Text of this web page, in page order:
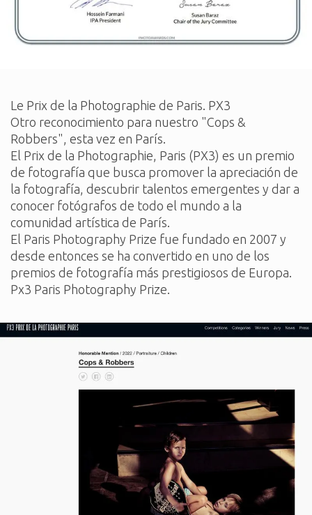
Le Prix de la Photographie de Paris. PX3
Otro reconocimiento para nuestro "Cops &
Robbers", esta vez en París.
El Prix de la Photographie, Paris (PX3) es un premio
de fotografía que busca promover la apreciación de
la fotografía, descubrir talentos emergentes y dar a
conocer fotógrafos de todo el mundo a la
comunidad artística de París.
El Paris Photography Prize fue fundado en 2007 y
desde entonces se ha convertido en uno de los
premios de fotografía más prestigiosos de Europa.
Px3 Paris Photography Prize.